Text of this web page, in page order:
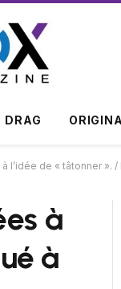
DRAG
de « tâtonner ». /
à
à